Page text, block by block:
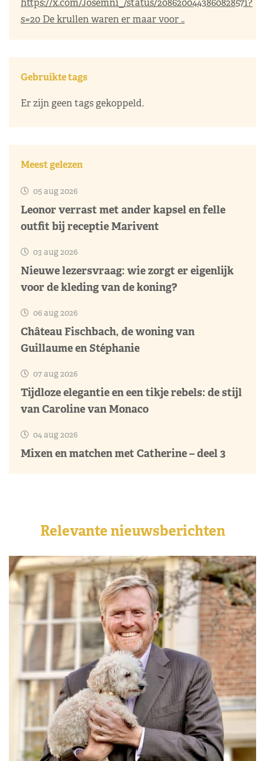
https://x.com/Josemn1_/status/2086200443860828571?
s=20 De krullen waren er maar voor ..
Gebruikte tags
Er zijn geen tags gekoppeld.
Meest gelezen
05 aug 2026
Leonor verrast met ander kapsel en felle
outfit bij receptie Marivent
03 aug 2026
Nieuwe lezersvraag: wie zorgt er eigenlijk
voor de kleding van de koning?
06 aug 2026
Château Fischbach, de woning van
Guillaume en Stéphanie
07 aug 2026
Tijdloze elegantie en een tikje rebels: de stijl
van Caroline van Monaco
04 aug 2026
Mixen en matchen met Catherine – deel 3
Relevante nieuwsberichten